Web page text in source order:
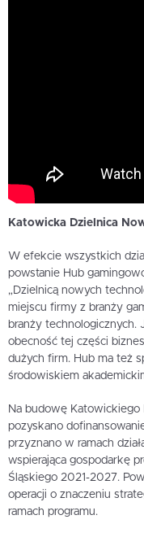
Katowicka Dzielnica
W efekcie wszystkich
powstanie Hub
„Dzielnicą nowych
miejscu firmy z branży
branży technologicznych.
obecność tej części
dużych firm. Hub ma też
środowiskiem
Na budowę
pozyskano
przyznano w ramach
wspierająca gospodarkę
Śląskiego 2021-2027.
operacji o znaczeniu
ramach programu.